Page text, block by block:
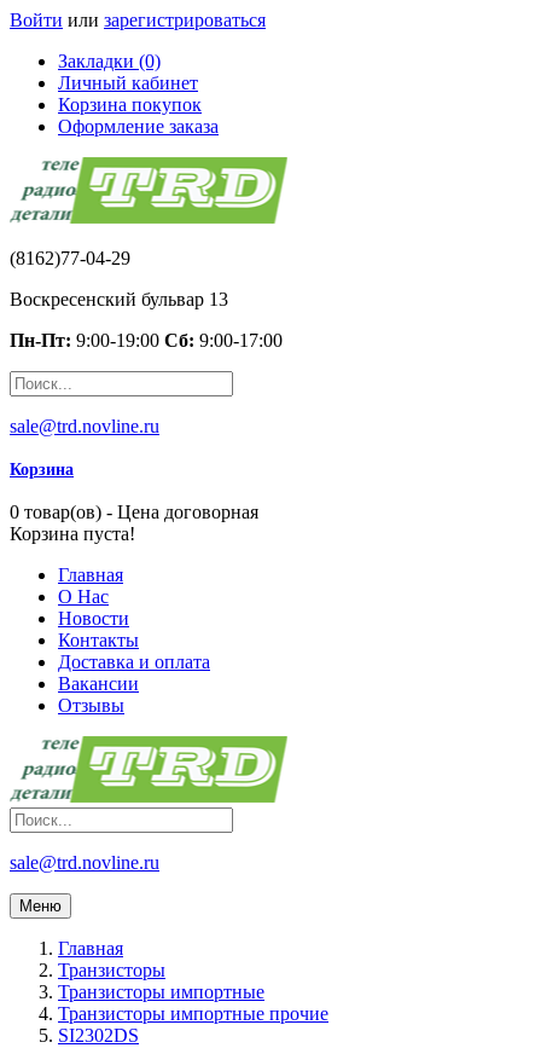
Войти или зарегистрироваться
Закладки (0)
Личный кабинет
Корзина покупок
Оформление заказа
(8162)77-04-29
Воскресенский бульвар 13
Пн-Пт: 9:00-19:00 Сб: 9:00-17:00
sale@trd.novline.ru
Корзина
0 товар(ов) - Цена договорная
Корзина пуста!
Главная
О Нас
Новости
Контакты
Доставка и оплата
Вакансии
Отзывы
sale@trd.novline.ru
Меню
Главная
Транзисторы
Транзисторы импортные
Транзисторы импортные прочие
SI2302DS